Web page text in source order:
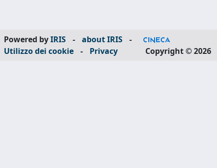
Powered byIRIS - about IRIS
-
Utilizzo dei cookie
- Privacy Copyright © 2026